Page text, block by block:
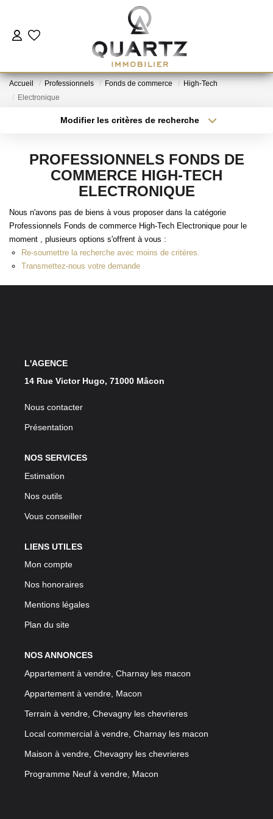
ESTIMER
NOUS REJOINDRE
L'AGENCE
CONTACT
Accueil Professionnels Fonds de commerce
High-Tech
Electronique
Modifier les critères de recherche
Sélectionnez...
Type de bien
Surface min
Créer une alerte
PROFESSIONNELS FONDS DE
COMMERCE HIGH-TECH
ELECTRONIQUE
Nous n'avons pas de biens à vous proposer dans la catégorie
Professionnels Fonds de commerce High-Tech Electronique pour le
moment , plusieurs options s'offrent à vous :
Re-soumettre la recherche avec moins de critères.
Transmettez-nous votre demande
L'AGENCE
14 Rue Victor Hugo, 71000 Mâcon
Nous contacter
Présentation
NOS SERVICES
Estimation
Nos outils
Vous conseiller
LIENS UTILES
Mon compte
Nos honoraires
Mentions légales
Plan du site
NOS ANNONCES
Appartement à vendre, Charnay les macon
Appartement à vendre, Macon
Terrain à vendre, Chevagny les chevrieres
Local commercial à vendre, Charnay les macon
Maison à vendre, Chevagny les chevrieres
Programme Neuf à vendre, Macon